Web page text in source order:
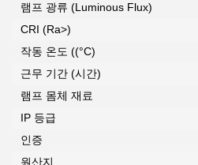
램프 광류 (Luminous Flux)
CRI (Ra>)
작동 온도 ((°C)
근무 기간 (시간)
램프 몸체 재료
IP 등급
인증
원산지